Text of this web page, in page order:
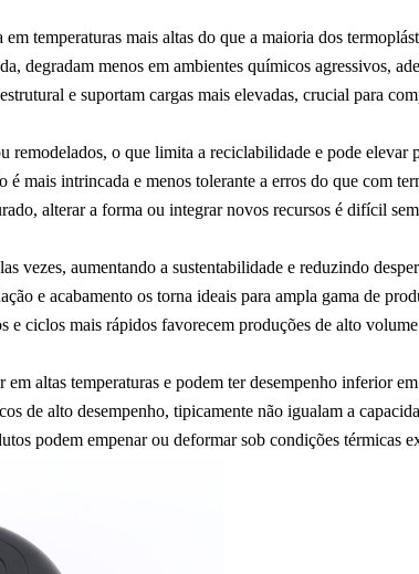
temperaturas mais altas do que a maioria dos
degradam menos em ambientes químicos agressivos,
e suportam cargas mais elevadas, crucial para
remodelados, o que limita a reciclabilidade e pode elevar
é mais intrincada e menos tolerante a erros do que com
alterar a forma ou integrar novos recursos é difícil
vezes, aumentando a sustentabilidade e reduzindo
e acabamento os torna ideais para ampla gama de
e ciclos mais rápidos favorecem produções de alto
em altas temperaturas e podem ter desempenho inferior
de alto desempenho, tipicamente não igualam a
podem empenar ou deformar sob condições térmicas